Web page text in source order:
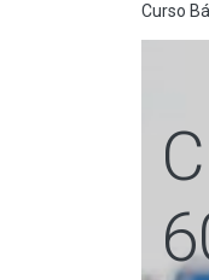
Curso